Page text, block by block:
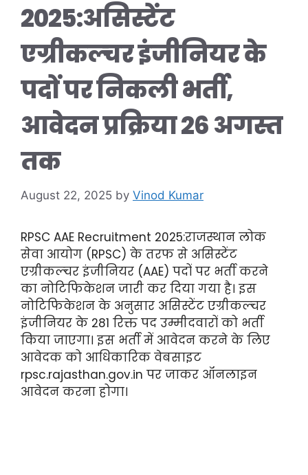
2025:असिस्टेंट
एग्रीकल्चर इंजीनियर के
पदों पर निकली भर्ती,
आवेदन प्रक्रिया 26 अगस्त
तक
August 22, 2025 by Vinod Kumar
RPSC AAE Recruitment 2025:राजस्थान लोक
सेवा आयोग (RPSC) के तरफ से असिस्टेंट
एग्रीकल्चर इंजीनियर (AAE) पदों पर भर्ती करने
का नोटिफिकेशन जारी कर दिया गया है। इस
नोटिफिकेशन के अनुसार असिस्टेंट एग्रीकल्चर
इंजीनियर के 281 रिक्त पद उम्मीदवारों को भर्ती
किया जाएगा। इस भर्ती में आवेदन करने के लिए
आवेदक को आधिकारिक वेबसाइट
rpsc.rajasthan.gov.in पर जाकर ऑनलाइन
आवेदन करना होगा।